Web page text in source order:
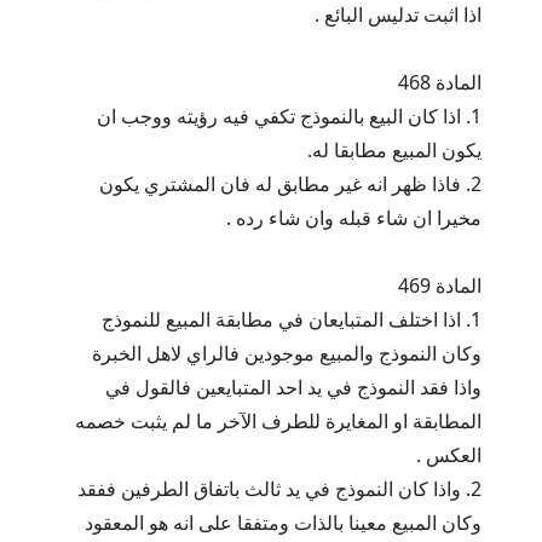
اذا اثبت تدليس البائع .
المادة 468
1. اذا كان البيع بالنموذج تكفي فيه رؤيته ووجب ان
يكون المبيع مطابقا له.
2. فاذا ظهر انه غير مطابق له فان المشتري يكون
مخيرا ان شاء قبله وان شاء رده .
المادة 469
1. اذا اختلف المتبايعان في مطابقة المبيع للنموذج
وكان النموذج والمبيع موجودين فالراي لاهل الخبرة
واذا فقد النموذج في يد احد المتبايعين فالقول في
المطابقة او المغايرة للطرف الآخر ما لم يثبت خصمه
العكس .
2. واذا كان النموذج في يد ثالث باتفاق الطرفين ففقد
وكان المبيع معينا بالذات ومتفقا على انه هو المعقود